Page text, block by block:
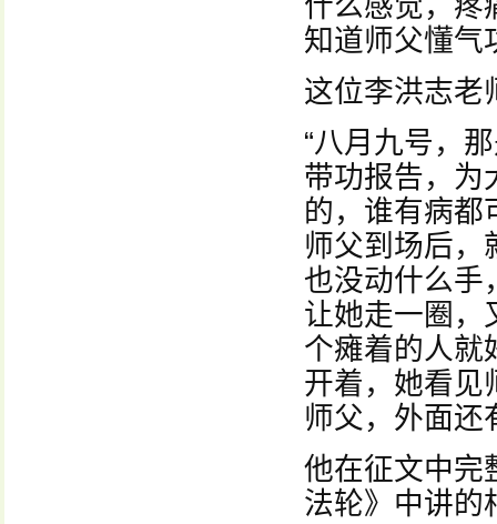
什么感觉，疼
知道师父懂气
这位李洪志老
“八月九号，
带功报告，为
的，谁有病都
师父到场后，
也没动什么手
让她走一圈，
个瘫着的人就
开着，她看见
师父，外面还
他在征文中完
法轮》中讲的